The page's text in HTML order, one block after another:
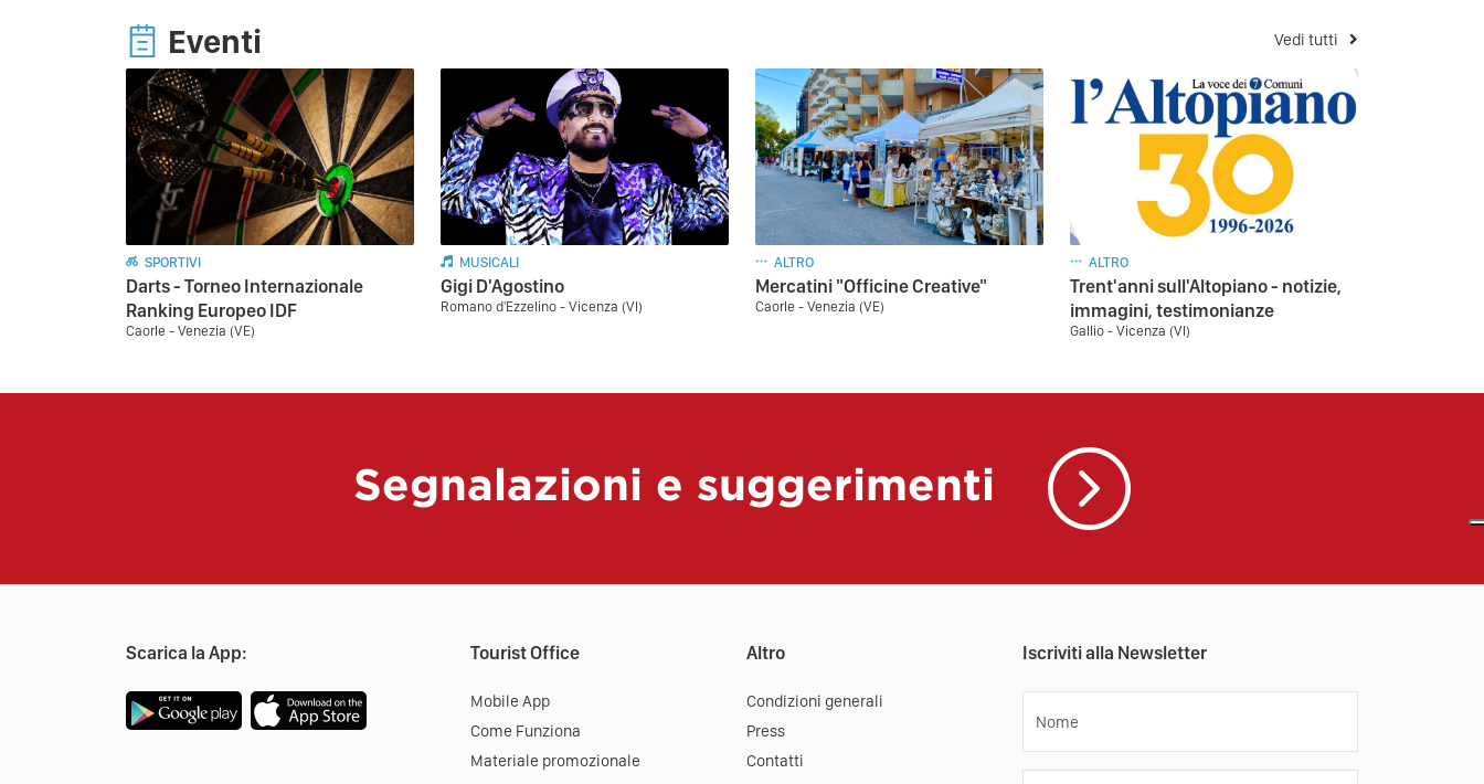
Eventi Vedi tutti
SPORTIVI
Darts - Torneo Internazionale
Ranking Europeo IDF
Caorle - Venezia (VE)
MUSICALI
Gigi D'Agostino
Romano d'Ezzelino - Vicenza (VI)
ALTRO
Mercatini "Officine Creative"
Caorle - Venezia (VE)
ALTRO
Trent'anni sull'Altopiano - notizie,
immagini, testimonianze
Gallio - Vicenza (VI)
Segnalazioni e suggerimenti
Scarica la App: Tourist Office
Mobile App
Come Funziona
Materiale promozionale
Altro
Condizioni generali
Press
Contatti
Iscriviti alla Newsletter
Nome